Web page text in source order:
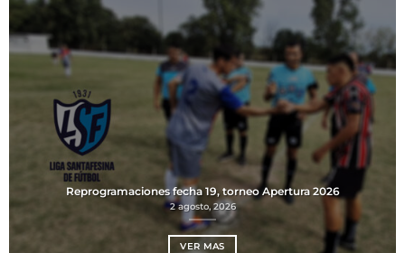
Reprogramaciones fecha 19, torneo Apertura 2026
2 agosto, 2026
VER MAS